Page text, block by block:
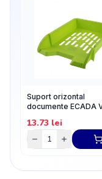
Suport orizontal
documente ECADA
13.73 lei